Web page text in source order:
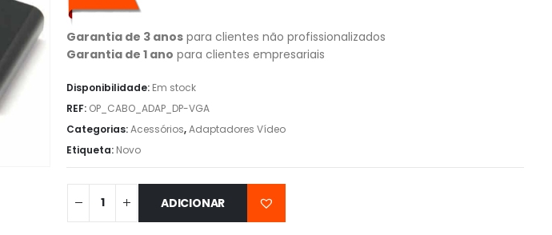
Garantia de 3 anos para clientes não profissionalizados
Garantia de 1 ano para clientes empresariais
Disponibilidade: Em stock
REF: OP_CABO_ADAP_DP-VGA
Categorias:Acessórios,Adaptadores Vídeo
Etiqueta: Novo
ADICIONAR